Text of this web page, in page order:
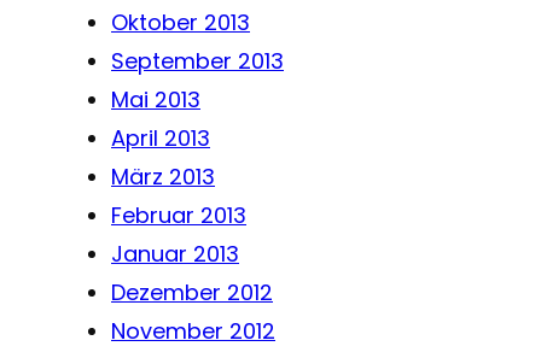
Oktober 2013
September 2013
Mai 2013
April 2013
März 2013
Februar 2013
Januar 2013
Dezember 2012
November 2012